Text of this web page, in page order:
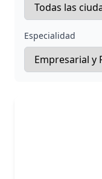
Especialidad